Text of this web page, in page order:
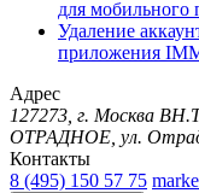
для мобильного
Удаление
приложения
Адрес
127273, г. Москва
ОТРАДНОЕ, ул.
Контакты
8 (495) 150 57 75